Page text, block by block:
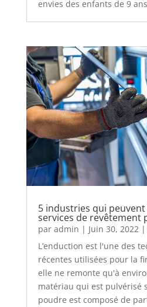
envies des enfants de 9
5 industries qui
services de revêtement
par admin | Juin 30, 2022|
L’enduction est l'une des
récentes utilisées pour la
elle ne remonte qu'à
matériau qui est pulvérisé
poudre est composé de